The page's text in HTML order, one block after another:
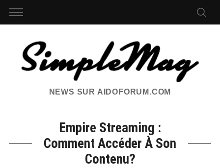
NEWS SUR AIDOFORUM.COM
Empire Streaming :
Comment Accéder À Son
Contenu?